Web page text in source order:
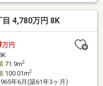
4,780万円 8K
万円
71.9m2
100.01m2
年6月(築61年3ヶ月)